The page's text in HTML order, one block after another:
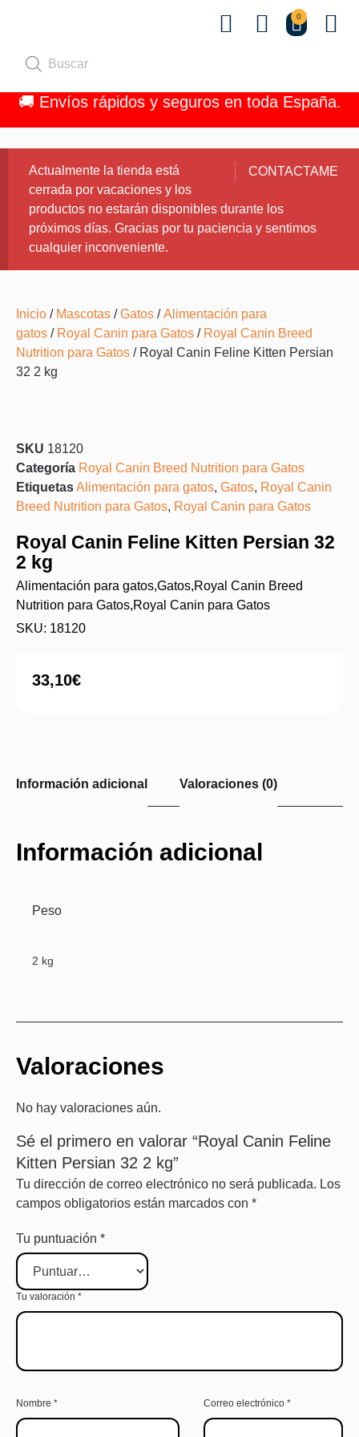
0
🚚 Envíos rápidos y seguros en toda España.
CONTACTAME
Actualmente la tienda está
cerrada por vacaciones y los
productos no estarán disponibles durante los
próximos días. Gracias por tu paciencia y sentimos
cualquier inconveniente.
Inicio / Mascotas /Gatos /Alimentación para
gatos / Royal Canin para Gatos / Royal Canin Breed
Nutrition para Gatos / Royal Canin Feline Kitten Persian
32 2 kg
SKU 18120
Categoría Royal Canin Breed Nutrition para Gatos
EtiquetasAlimentación para gatos, Gatos, Royal Canin
Breed Nutrition para Gatos, Royal Canin para Gatos
Royal Canin Feline Kitten Persian 32
2 kg
Alimentación para gatos,Gatos,Royal Canin Breed
Nutrition para Gatos,Royal Canin para Gatos
SKU: 18120
33,10€
Información adicional Valoraciones (0)
Información adicional
Peso
2 kg
Valoraciones
No hay valoraciones aún.
Sé el primero en valorar “Royal Canin Feline
Kitten Persian 32 2 kg”
Tu dirección de correo electrónico no será publicada. Los
campos obligatorios están marcados con *
Tu puntuación *
Tu valoración *
Nombre * Correo electrónico *